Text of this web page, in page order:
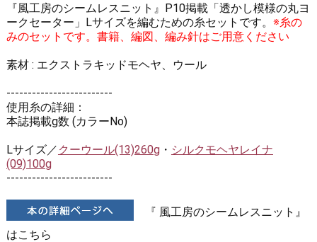
『風工房のシームレスニット』P10掲載「透かし模様の丸ヨ
ークセーター」Lサイズを編むための糸セットです。 ※糸の
みのセットです。書籍、編図、編み針はご用意ください
素材 : エクストラキッドモヘヤ、ウール
-------------------------
使用糸の詳細：
本誌掲載g数 (カラーNo)
Lサイズ／ クーウール(13)260g・ シルクモヘヤレイナ
(09)100g
-------------------------
『 風工房のシームレスニット』
はこちら